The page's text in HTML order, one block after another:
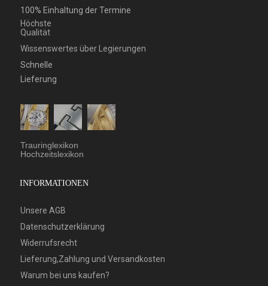
100% Einhaltung der Termine
Höchste
Qualität
Wissenswertes über Legierungen
Schnelle
Lieferung
Trauringlexikon
Hochzeitslexikon
INFORMATIONEN
Unsere AGB
Datenschutzerklärung
Widerrufsrecht
Lieferung,Zahlung und Versandkosten
Warum bei uns kaufen?